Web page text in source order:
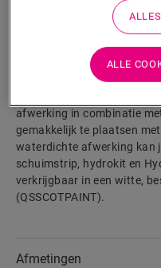
Productkenmerken
Dit kwadrant is een
afwerking in combinatie
gemakkelijk te plaatsen
waterdichte afwerking kan
schuimstrip, hydrokit en
verkrijgbaar in een witte,
(QSSCOTPAINT).
Afmetingen
ALLE